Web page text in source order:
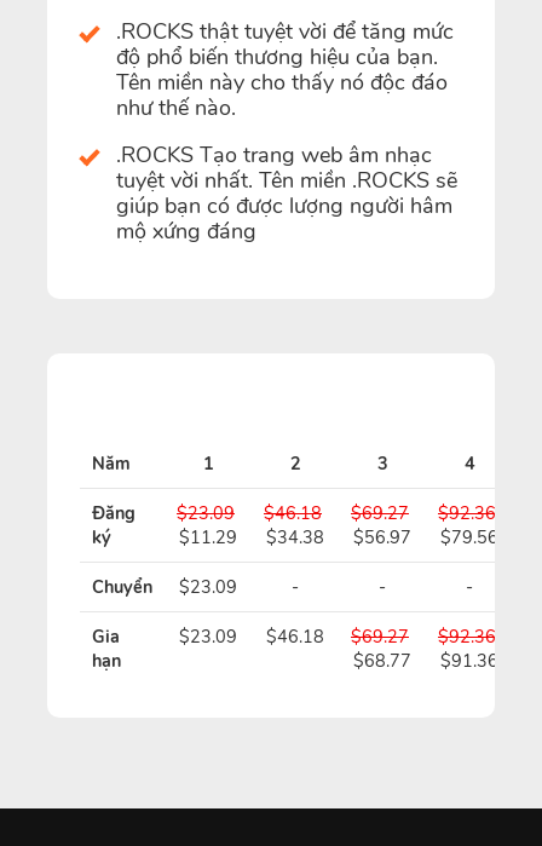
.ROCKS thật tuyệt vời để tăng mức
độ phổ biến thương hiệu của bạn.
Tên miền này cho thấy nó độc đáo
như thế nào.
.ROCKS Tạo trang web âm nhạc
tuyệt vời nhất. Tên miền .ROCKS sẽ
giúp bạn có được lượng người hâm
mộ xứng đáng
Năm 1 2 3 4
Đăng
ký
$23.09
$11.29
$46.18
$34.38
$69.27
$56.97
$92.36
$79.56
Chuyển $23.09 - - -
Gia
hạn
$23.09 $46.18
$69.27
$68.77
$92.36
$91.36